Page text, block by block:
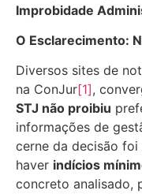
Improbidade
O Esclarecimento:
Diversos sites de
na ConJur[1],
STJ não proibiu
informações de
cerne da decisão
haver indícios
concreto analisado,